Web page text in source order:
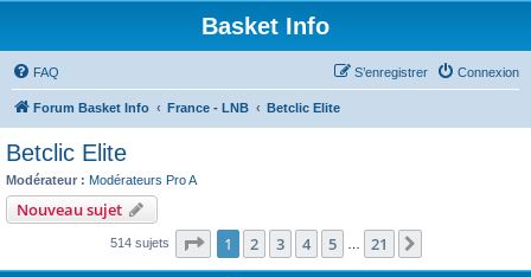
Basket Info
FAQ Connexion
S’enregistrer
Forum Basket Info France - LNB Betclic Elite
Betclic Elite
Modérateur : Modérateurs Pro A
Nouveau sujet
514 sujets Page 1sur21
1 2 3 4 5 21